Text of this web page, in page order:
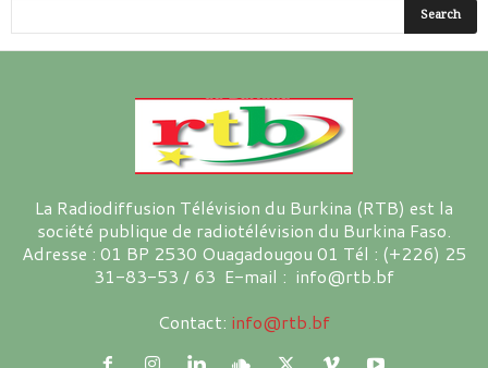
La Radiodiffusion Télévision du Burkina (RTB) est la
société publique de radiotélévision du Burkina Faso.
Adresse : 01 BP 2530 Ouagadougou 01 Tél : (+226) 25
31-83-53 / 63 E-mail : info@rtb.bf
Contact: info@rtb.bf